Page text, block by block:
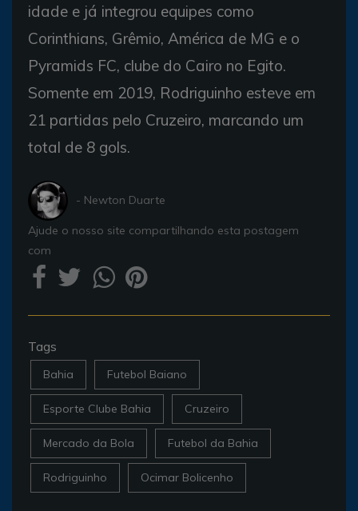
idade e já integrou equipes como
Corinthians, Grêmio, América de MG e o
Pyramids FC, clube do Cairo no Egito.
Somente em 2019, Rodriguinho esteve em
21 partidas pelo Cruzeiro, marcando um
total de 8 gols.
- Newton Duarte
Ajude o nosso site compartilhando esta postagem
com
Tags
Bahia Futebol Baiano
Esporte Clube Bahia Cruzeiro
Mercado da Bola Futebol da Bahia
Rodriguinho Ocimar Bolicenho